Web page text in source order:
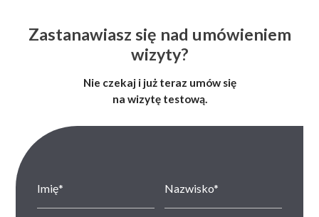
Zastanawiasz się nad umówieniem
wizyty?
Nie czekaj i już teraz umów się
na wizytę testową.